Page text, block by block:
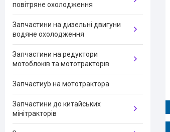
повітряне охолодження
Запчастини на дизельні двигуни
водяне охолодження
Запчастини на редуктори
мотоблоків та мототракторів
Запчастиyb на мототрактора
Запчастини до китайських
мінітракторів